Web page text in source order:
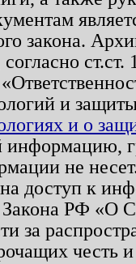
закона.
и
и о
не
доступ к
Закона РФ «О
за
честь